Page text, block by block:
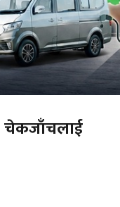
चेकजाँचलाई